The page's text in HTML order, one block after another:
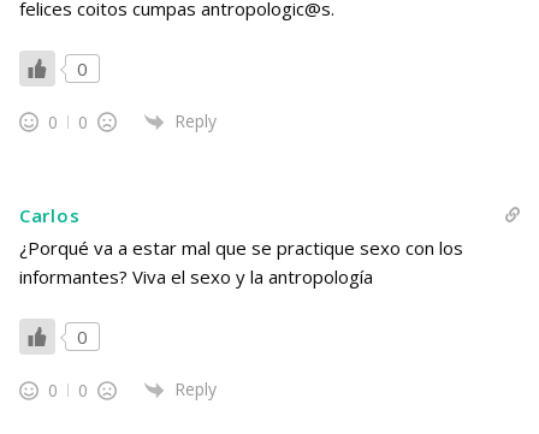
felices coitos cumpas antropologic@s.
0
0 0 Reply
Carlos
¿Porqué va a estar mal que se practique sexo con los
informantes? Viva el sexo y la antropología
0
0 0 Reply